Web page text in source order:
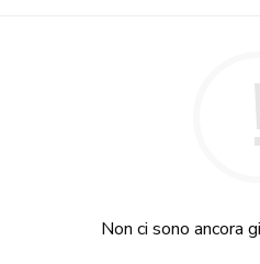
Non ci sono ancora